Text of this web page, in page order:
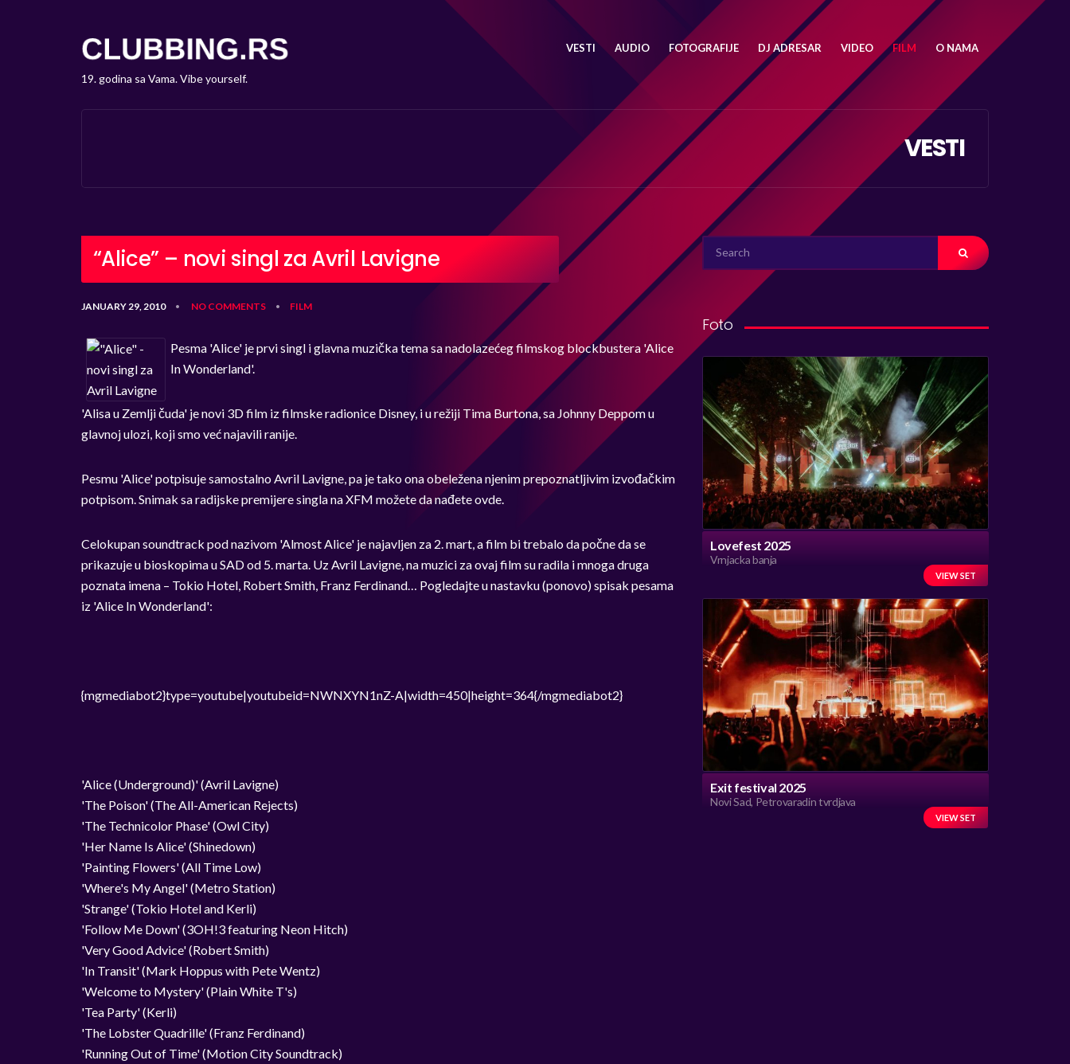
19. godina sa Vama. Vibe yourself.
VESTI AUDIO FOTOGRAFIJE DJ ADRESAR VIDEO FILM O NAMA
VESTI
“Alice” – novi singl za Avril Lavigne
JANUARY 29, 2010 • NO COMMENTS • FILM
Pesma 'Alice' je prvi singl i glavna muzička tema sa nadolazećeg filmskog blockbustera 'Alice
In Wonderland'.
'Alisa u Zemlji čuda' je novi 3D film iz filmske radionice Disney, i u režiji Tima Burtona, sa Johnny Deppom u
glavnoj ulozi, koji smo već najavili ranije.
Pesmu 'Alice' potpisuje samostalno Avril Lavigne, pa je tako ona obeležena njenim prepoznatljivim izvođačkim
potpisom. Snimak sa radijske premijere singla na XFM možete da nađete ovde.
Celokupan soundtrack pod nazivom 'Almost Alice' je najavljen za 2. mart, a film bi trebalo da počne da se
prikazuje u bioskopima u SAD od 5. marta. Uz Avril Lavigne, na muzici za ovaj film su radila i mnoga druga
poznata imena – Tokio Hotel, Robert Smith, Franz Ferdinand… Pogledajte u nastavku (ponovo) spisak pesama
iz 'Alice In Wonderland':
{mgmediabot2}type=youtube|youtubeid=NWNXYN1nZ-A|width=450|height=364{/mgmediabot2}
'Alice (Underground)' (Avril Lavigne)
'The Poison' (The All-American Rejects)
'The Technicolor Phase' (Owl City)
'Her Name Is Alice' (Shinedown)
'Painting Flowers' (All Time Low)
'Where's My Angel' (Metro Station)
'Strange' (Tokio Hotel and Kerli)
'Follow Me Down' (3OH!3 featuring Neon Hitch)
'Very Good Advice' (Robert Smith)
'In Transit' (Mark Hoppus with Pete Wentz)
'Welcome to Mystery' (Plain White T's)
'Tea Party' (Kerli)
'The Lobster Quadrille' (Franz Ferdinand)
'Running Out of Time' (Motion City Soundtrack)
SEARCH
FOR:
Foto
Lovefest 2025
Vrnjacka banja
VIEW SET
Exit festival 2025
Novi Sad, Petrovaradin tvrdjava
VIEW SET